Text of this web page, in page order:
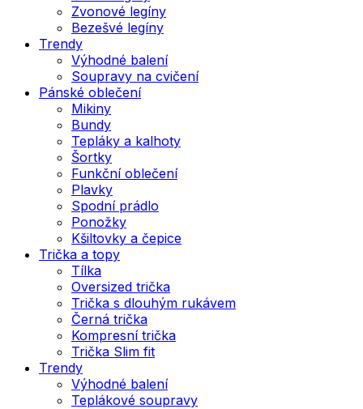
Zvonové legíny
Bezešvé legíny
Trendy
Výhodné balení
Soupravy na cvičení
Pánské oblečení
Mikiny
Bundy
Tepláky a kalhoty
Šortky
Funkční oblečení
Plavky
Spodní prádlo
Ponožky
Kšiltovky a čepice
Trička a topy
Tílka
Oversized trička
Trička s dlouhým rukávem
Černá trička
Kompresní trička
Trička Slim fit
Trendy
Výhodné balení
Teplákové soupravy